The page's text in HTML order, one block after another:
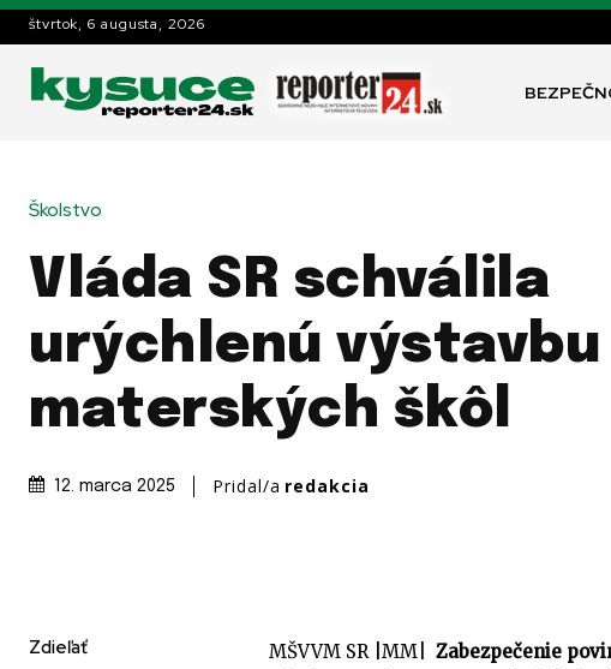
štvrtok, 6 augusta, 2026
Školstvo
Vláda SR schválila
urýchlenú výstavbu
materských škôl
12. marca 2025 Pridal/a redakcia
Zdieľať MŠVVM SR |MM|
Zabezpečenie